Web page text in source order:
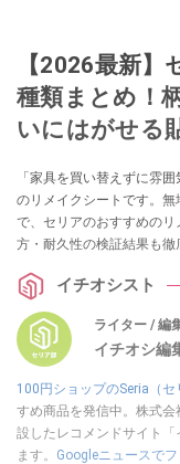
【2026最新
種類まとめ！
いにはがせる
「家具を買い替えずに雰
のリメイクシートです。
で、セリアのおすすめの
方・耐久性の検証結果も徹
てくださいね。
イチオシスト
ライター / 編
イチオシ編
100円ショップのSeria（セ
すめ商品を発信中。株式
設したレコメンドサイト
ます。 Googleニュースで